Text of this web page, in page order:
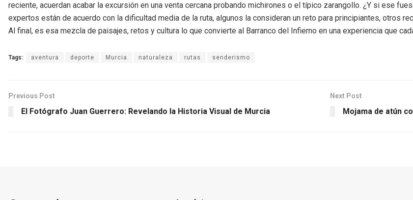
reciente, acuerdan acabar la excursión en una venta cercana probando michirones o el típico zarangollo. ¿Y si ese
expertos están de acuerdo con la dificultad media de la ruta, algunos la consideran un reto para principiantes, otros
Al final, es esa mezcla de paisajes, retos y cultura lo que convierte al Barranco del Infierno en una experiencia que
Tags: aventura deporte Murcia naturaleza rutas senderismo
Previous Post
El Fotógrafo Juan Guerrero: Revelando la Historia Visual de Murcia
Next Post
Mojama de atún